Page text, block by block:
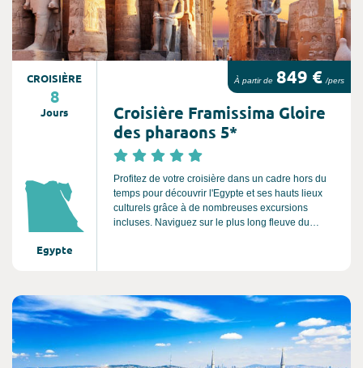
CROISIÈRE
8
Jours
Egypte
À partir de 849 € /pers
Croisière Framissima Gloire
des pharaons 5*
Profitez de votre croisière dans un cadre hors du
temps pour découvrir l'Egypte et ses hauts lieux
culturels grâce à de nombreuses excursions
incluses. Naviguez sur le plus long fleuve du
permettra de découvrir l'Égypte sous un autre jour
avec des points de vue imprenables !
Consultez l'offre de voyage